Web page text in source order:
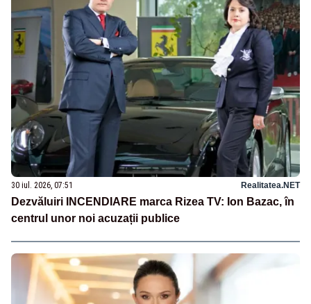
30 iul. 2026, 07:51 Realitatea.NET
Dezvăluiri INCENDIARE marca Rizea TV: Ion Bazac, în
centrul unor noi acuzații publice